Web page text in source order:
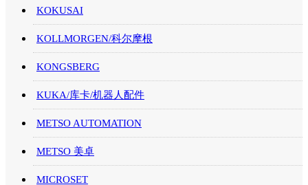
KOKUSAI
KOLLMORGEN/科尔摩根
KONGSBERG
KUKA/库卡/机器人配件
METSO AUTOMATION
METSO 美卓
MICROSET